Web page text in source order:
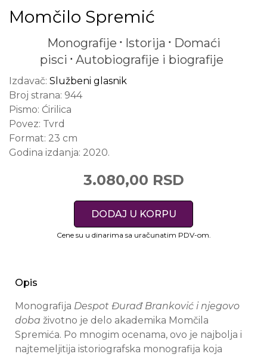
Momčilo Spremić
Monografije Istorija
Domaći
pisci
Autobiografije i biografije
Izdavač: Službeni glasnik
Broj strana: 944
Pismo: Ćirilica
Povez: Tvrd
Format: 23 cm
Godina izdanja: 2020.
3.080,00 RSD
DODAJ U KORPU
Cene su u dinarima sa uračunatim PDV-om.
Opis
Monografija Despot Đurađ Branković i njegovo
doba životno je delo akademika Momčila
Spremića. Po mnogim ocenama, ovo je najbolja i
najtemeljitija istoriografska monografija koja